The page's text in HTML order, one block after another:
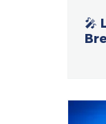
🎤